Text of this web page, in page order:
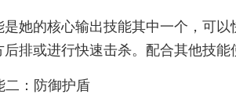
是她的核心输出技能其中一个，可
排或进行快速击杀。配合其他技能
二：防御护盾